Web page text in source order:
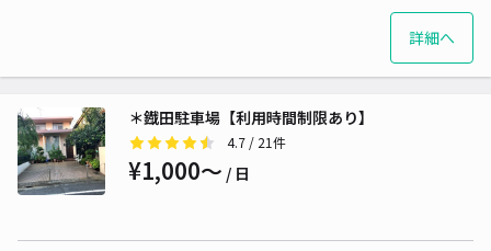
詳細へ
＊鐡田駐車場【利用時間制限あり】
4.7 / 21件
¥1,000〜 / 日